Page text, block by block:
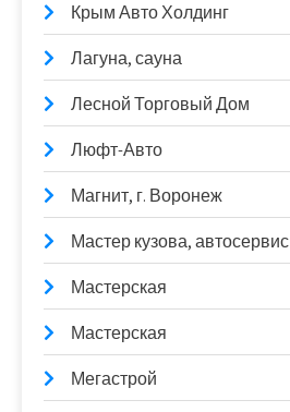
Крым Авто Холдинг
Лагуна, сауна
Лесной Торговый Дом
Люфт-Авто
Магнит, г. Воронеж
Мастер кузова, автосервис
Мастерская
Мастерская
Мегастрой